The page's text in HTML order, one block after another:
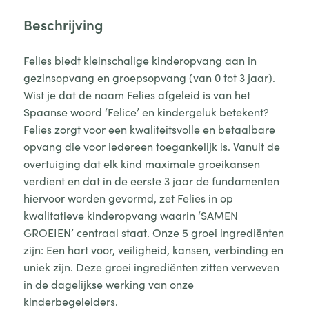
Beschrijving
Felies biedt kleinschalige kinderopvang aan in
gezinsopvang en groepsopvang (van 0 tot 3 jaar).
Wist je dat de naam Felies afgeleid is van het
Spaanse woord ‘Felice’ en kindergeluk betekent?
Felies zorgt voor een kwaliteitsvolle en betaalbare
opvang die voor iedereen toegankelijk is. Vanuit de
overtuiging dat elk kind maximale groeikansen
verdient en dat in de eerste 3 jaar de fundamenten
hiervoor worden gevormd, zet Felies in op
kwalitatieve kinderopvang waarin ‘SAMEN
GROEIEN’ centraal staat. Onze 5 groei ingrediënten
zijn: Een hart voor, veiligheid, kansen, verbinding en
uniek zijn. Deze groei ingrediënten zitten verweven
in de dagelijkse werking van onze
kinderbegeleiders.